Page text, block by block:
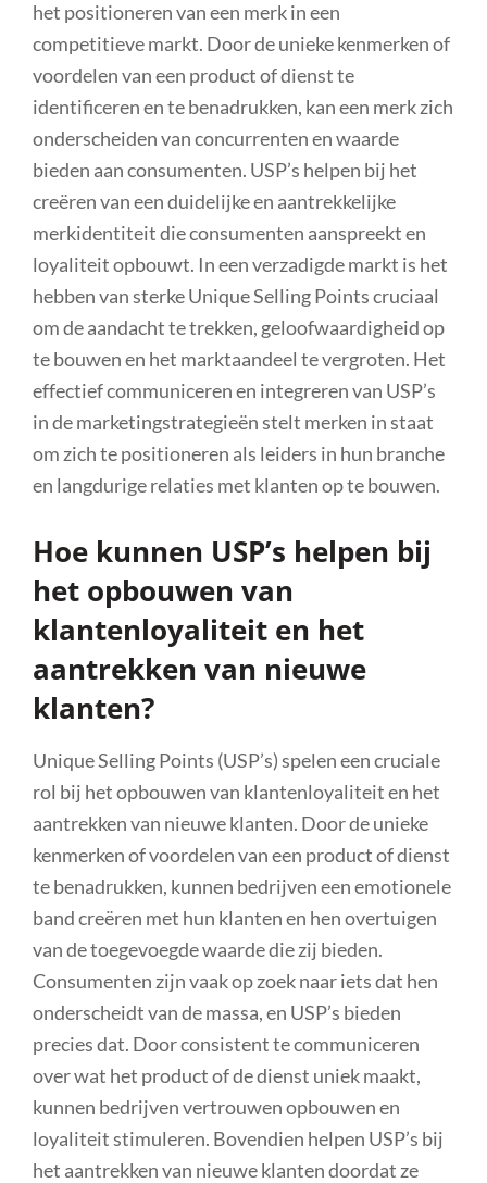
het positioneren van een merk in een
competitieve markt. Door de unieke kenmerken of
voordelen van een product of dienst te
identificeren en te benadrukken, kan een merk zich
onderscheiden van concurrenten en waarde
bieden aan consumenten. USP’s helpen bij het
creëren van een duidelijke en aantrekkelijke
merkidentiteit die consumenten aanspreekt en
loyaliteit opbouwt. In een verzadigde markt is het
hebben van sterke Unique Selling Points cruciaal
om de aandacht te trekken, geloofwaardigheid op
te bouwen en het marktaandeel te vergroten. Het
effectief communiceren en integreren van USP’s
in de marketingstrategieën stelt merken in staat
om zich te positioneren als leiders in hun branche
en langdurige relaties met klanten op te bouwen.
Hoe kunnen USP’s helpen bij
het opbouwen van
klantenloyaliteit en het
aantrekken van nieuwe
klanten?
Unique Selling Points (USP’s) spelen een cruciale
rol bij het opbouwen van klantenloyaliteit en het
aantrekken van nieuwe klanten. Door de unieke
kenmerken of voordelen van een product of dienst
te benadrukken, kunnen bedrijven een emotionele
band creëren met hun klanten en hen overtuigen
van de toegevoegde waarde die zij bieden.
Consumenten zijn vaak op zoek naar iets dat hen
onderscheidt van de massa, en USP’s bieden
precies dat. Door consistent te communiceren
over wat het product of de dienst uniek maakt,
kunnen bedrijven vertrouwen opbouwen en
loyaliteit stimuleren. Bovendien helpen USP’s bij
het aantrekken van nieuwe klanten doordat ze